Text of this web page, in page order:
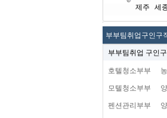
제주
세
부부팀취업구인구
부부팀취업 구인
호텔청소부부
모텔청소부부
펜션관리부부